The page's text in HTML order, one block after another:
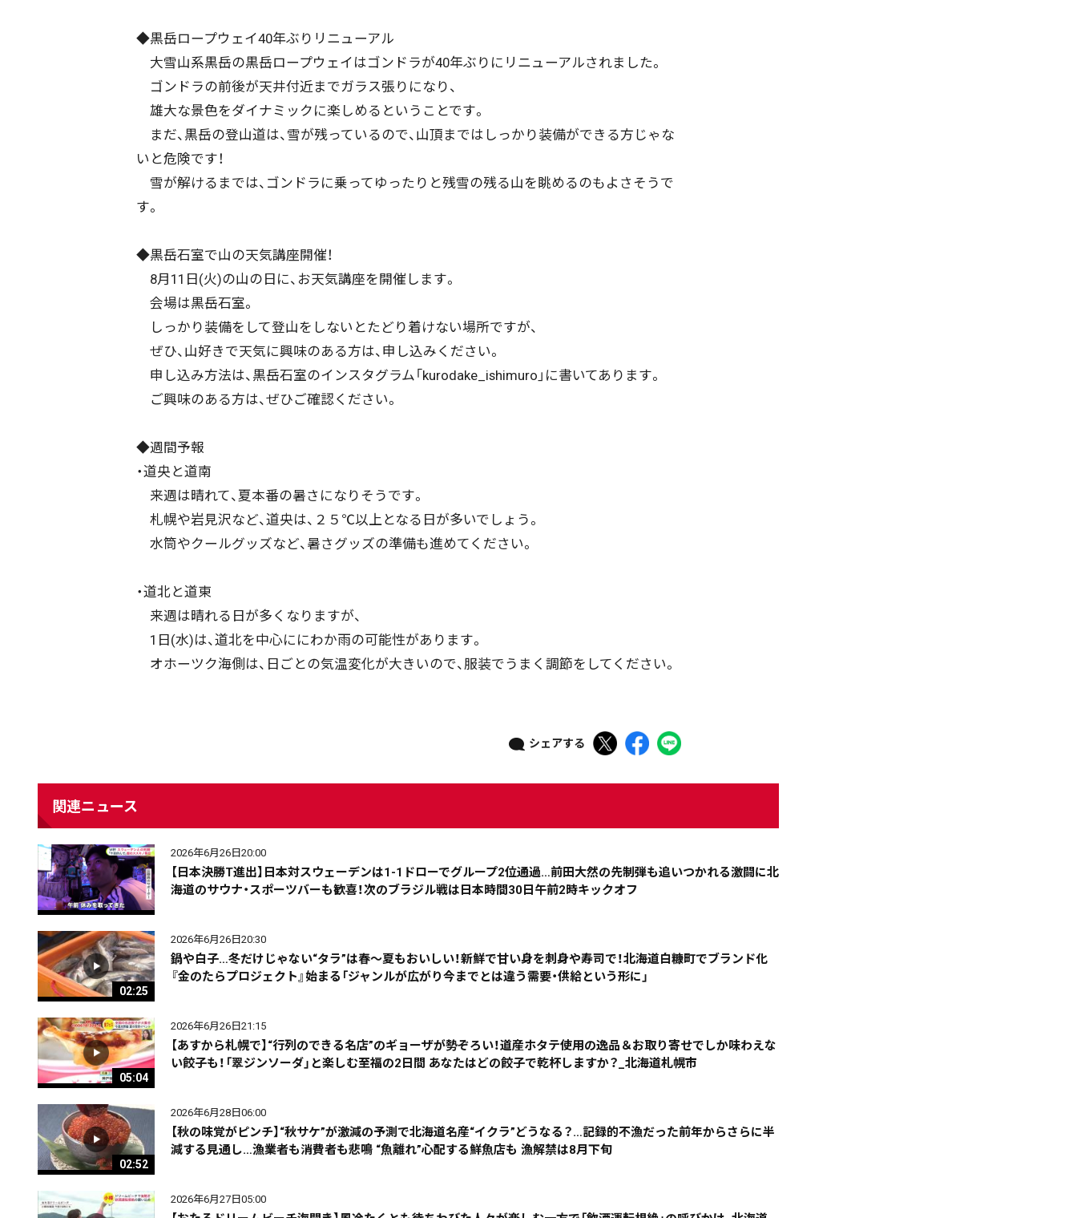
◆黒岳ロープウェイ40年ぶりリニューアル
大雪山系黒岳の黒岳ロープウェイはゴンドラが40年ぶりにリニューアルされました。
ゴンドラの前後が天井付近までガラス張りになり、
雄大な景色をダイナミックに楽しめるということです。
まだ、黒岳の登山道は、雪が残っているので、山頂まではしっかり装備ができる方じゃな
いと危険です！
雪が解けるまでは、ゴンドラに乗ってゆったりと残雪の残る山を眺めるのもよさそうで
す。
◆黒岳石室で山の天気講座開催！
8月11日(火)の山の日に、お天気講座を開催します。
会場は黒岳石室。
しっかり装備をして登山をしないとたどり着けない場所ですが、
ぜひ、山好きで天気に興味のある方は、申し込みください。
申し込み方法は、黒岳石室のインスタグラム「kurodake_ishimuro」に書いてあります。
ご興味のある方は、ぜひご確認ください。
◆週間予報
・道央と道南
来週は晴れて、夏本番の暑さになりそうです。
札幌や岩見沢など、道央は、２５℃以上となる日が多いでしょう。
水筒やクールグッズなど、暑さグッズの準備も進めてください。
・道北と道東
来週は晴れる日が多くなりますが、
1日(水)は、道北を中心ににわか雨の可能性があります。
オホーツク海側は、日ごとの気温変化が大きいので、服装でうまく調節をしてください。
シェアする
関連ニュース
2026年6月26日20:00
【日本決勝T進出】日本対スウェーデンは1-1ドローでグループ2位通過…前田大然の先制弾も追いつかれる激闘に北
海道のサウナ・スポーツバーも歓喜！次のブラジル戦は日本時間30日午前2時キックオフ
02:25
2026年6月26日20:30
鍋や白子…冬だけじゃない“タラ”は春～夏もおいしい！新鮮で甘い身を刺身や寿司で！北海道白糠町でブランド化
『金のたらプロジェクト』始まる「ジャンルが広がり今までとは違う需要・供給という形に」
05:04
2026年6月26日21:15
【あすから札幌で】“行列のできる名店”のギョーザが勢ぞろい！道産ホタテ使用の逸品＆お取り寄せでしか味わえな
い餃子も！「翠ジンソーダ」と楽しむ至福の2日間 あなたはどの餃子で乾杯しますか？_北海道札幌市
02:52
2026年6月28日06:00
【秋の味覚がピンチ】“秋サケ”が激減の予測で北海道名産“イクラ”どうなる？…記録的不漁だった前年からさらに半
減する見通し…漁業者も消費者も悲鳴 “魚離れ”心配する鮮魚店も 漁解禁は8月下旬
2026年6月27日05:00
エリア 道北 道央 道南 道東 全道
カテゴリで絞る 地域で絞る
検索